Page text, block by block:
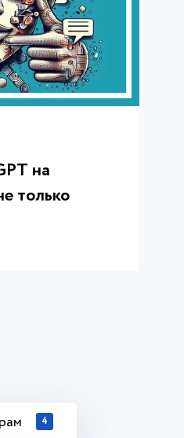
на
только
4